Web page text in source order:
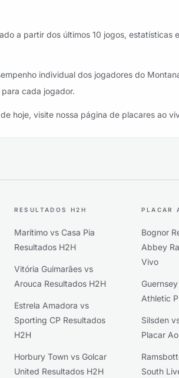
a partir dos últimos 10 jogos,
individual dos jogadores do
cada jogador.
hoje, visite nossa página de placares ao
RESULTADOS H2H
Marítimo vs Casa Pia
Resultados H2H
Vitória Guimarães vs
Arouca Resultados H2H
Estrela Amadora vs
Sporting CP Resultados
H2H
Horbury Town vs Golcar
United Resultados H2H
PLACAR
Bognor
Abbey
Vivo
Athletic
Silsden
Placar
South